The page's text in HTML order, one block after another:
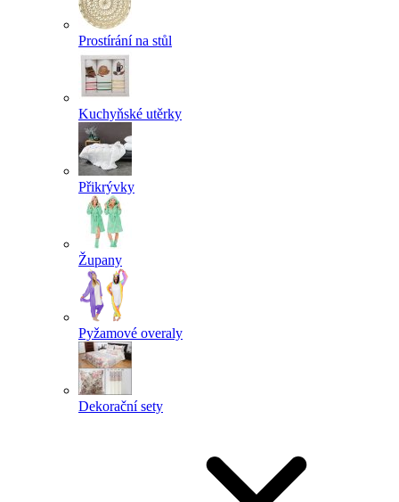
Prostírání na stůl
Kuchyňské utěrky
Přikrývky
Župany
Pyžamové overaly
Dekorační sety